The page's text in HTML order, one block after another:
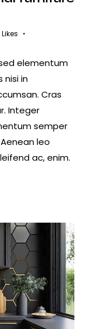
Likes
elementum
nisi in
Cras
Integer
semper
leo
ac, enim.